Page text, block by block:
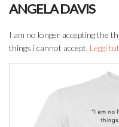
ANGELA DAVIS
I am no longer accepting the
things i cannot accept. Leggi